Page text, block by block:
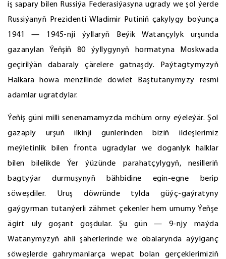
iş sapary bilen Russiýa Federasiýasyna ugrady we şol ýerde
Russiýanyň Prezidenti Wladimir Putiniň çakylygy boýunça
1941 — 1945-nji ýyllaryň Beýik Watançylyk urşunda
gazanylan Ýeňşiň 80 ýyllygynyň hormatyna Moskwada
geçirilýän dabaraly çärelere gatnaşdy. Paýtagtymyzyň
Halkara howa menzilinde döwlet Baştutanymyzy resmi
adamlar ugratdylar.
Ýeňiş güni milli senenamamyzda möhüm orny eýeleýär. Şol
gazaply urşuň ilkinji günlerinden biziň ildeşlerimiz
meýletinlik bilen fronta ugradylar we doganlyk halklar
bilen bilelikde Ýer ýüzünde parahatçylygyň, nesilleriň
bagtyýar durmuşynyň bähbidine egin-egne berip
söweşdiler. Uruş döwründe tylda güýç-gaýratyny
gaýgyrman tutanýerli zähmet çekenler hem umumy Ýeňşe
ägirt uly goşant goşdular. Şu gün — 9-njy maýda
Watanymyzyň ähli şäherlerinde we obalarynda aýylganç
söweşlerde gahrymanlarça wepat bolan gerçeklerimiziň